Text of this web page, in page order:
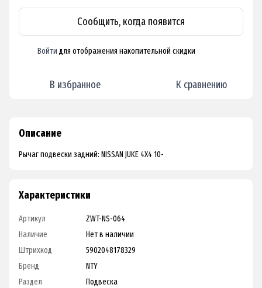
Сообщить, когда появится
Войти для отображения накопительной скидки
В избранное К сравнению
Описание
Рычаг подвески задний: NISSAN JUKE 4X4 10-
Характеристики
Артикул
ZWT-NS-064
Наличие
Нет в наличии
Штрихкод
5902048178329
Бренд
NTY
Раздел
Подвеска